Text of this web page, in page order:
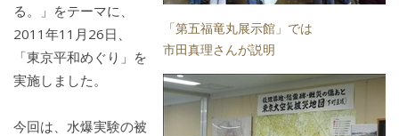
「第五福竜丸展示館」では
市田真理さんが説明
る。」をテーマに、
2011年11月26日、
「東京平和めぐり」を
実施しました。
今回は、水爆実験の被